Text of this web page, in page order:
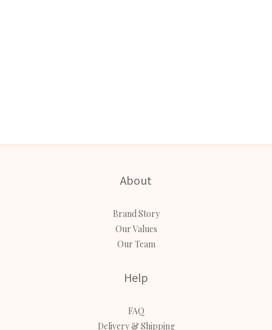
About
Brand Story
Our Values
Our Team
Help
FAQ
Delivery & Shipping